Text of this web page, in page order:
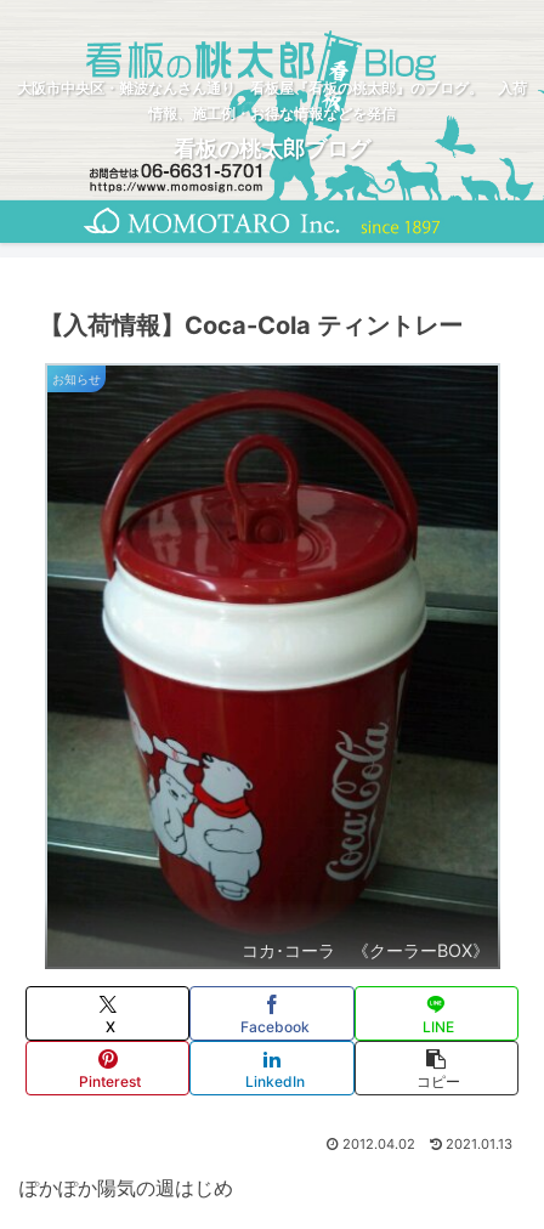
大阪市中央区・難波なんさん通り 看板屋『看板の桃太郎』のブログ。 入荷
情報、施工例・お得な情報などを発信
看板の桃太郎ブログ
【入荷情報】Coca-Cola ティントレー
お知らせ
コカ･コーラ 《クーラーBOX》
X Facebook LINE
Pinterest LinkedIn コピー
2012.04.02 2021.01.13
ぽかぽか陽気の週はじめ